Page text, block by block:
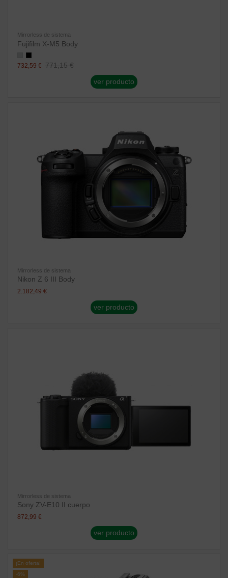
Mirrorless de sistema
Fujifilm X-M5 Body
732,59 € 771,15 €
ver producto
Mirrorless de sistema
Nikon Z 6 III Body
2.182,49 €
ver producto
Mirrorless de sistema
Sony ZV-E10 II cuerpo
872,99 €
ver producto
¡En oferta!
-6%